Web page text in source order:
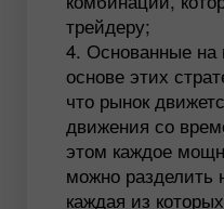
трейдеру;
Основанные на
основе этих
что рынок
движения со
этом каждое
можно разделить
каждая из